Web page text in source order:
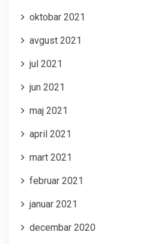
oktobar 2021
avgust 2021
jul 2021
jun 2021
maj 2021
april 2021
mart 2021
februar 2021
januar 2021
decembar 2020